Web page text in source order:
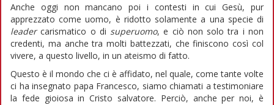
Anche oggi non mancano poi i contesti in cui Gesù, pur
apprezzato come uomo, è ridotto solamente a una specie di
leadercarismatico o di superuomo, e ciò non solo tra i non
credenti, ma anche tra molti battezzati, che finiscono così col
vivere, a questo livello, in un ateismo di fatto.
Questo è il mondo che ci è affidato, nel quale, come tante volte
ci ha insegnato papa Francesco, siamo chiamati a testimoniare
la fede gioiosa in Cristo salvatore. Perciò, anche per noi, è